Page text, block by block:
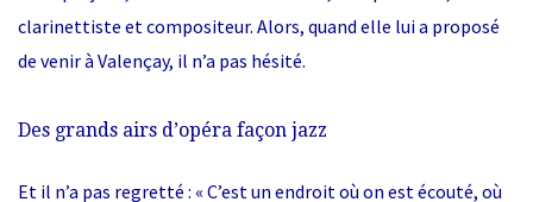
clarinettiste et compositeur. Alors, quand elle lui a proposé
de venir à Valençay, il n’a pas hésité.
Des grands airs d’opéra façon jazz
Et il n’a pas regretté : « C’est un endroit où on est écouté, où